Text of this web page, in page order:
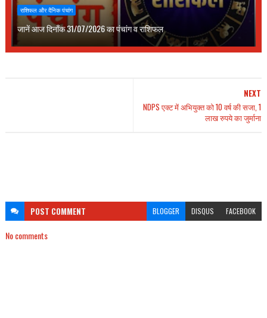
राशिफल और दैनिक पंचांग
जानें आज दिनाँक 31/07/2026 का पंचांग व राशिफल
NEXT
NDPS एक्ट में अभियुक्त को 10 वर्ष की सजा, 1
लाख रुपये का जुर्माना
POST COMMENT BLOGGER DISQUS FACEBOOK
No comments